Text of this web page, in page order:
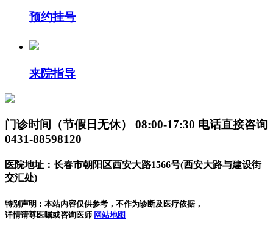
预约挂号
来院指导
门诊时间（节假日无休） 08:00-17:30 电话直接咨询
0431-88598120
医院地址：长春市朝阳区西安大路1566号(西安大路与建设街
交汇处)
特别声明：本站内容仅供参考，不作为诊断及医疗依据，
详情请尊医嘱或咨询医师 网站地图